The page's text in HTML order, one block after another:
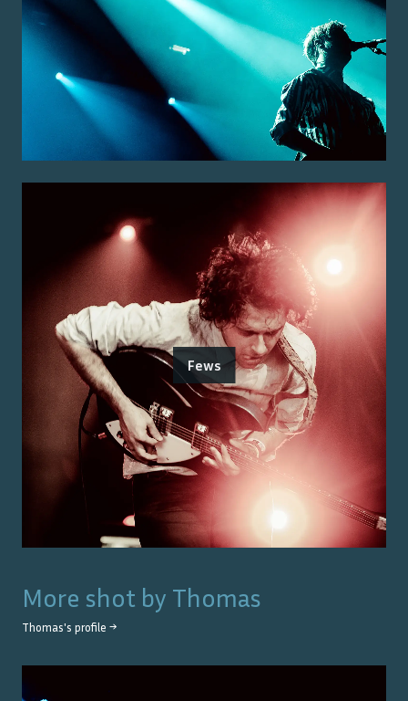
Fews
More shot by Thomas
Thomas's profile →